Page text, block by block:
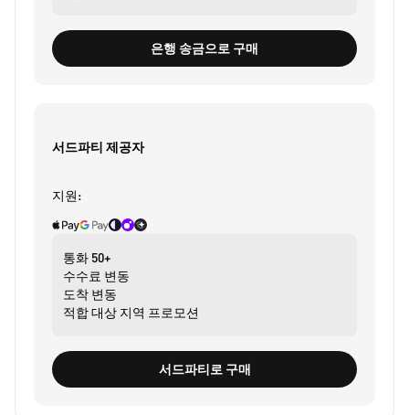
은행 송금으로 구매
서드파티 제공자
지원:
통화 50+
수수료 변동
도착 변동
적합 대상 지역 프로모션
서드파티로 구매